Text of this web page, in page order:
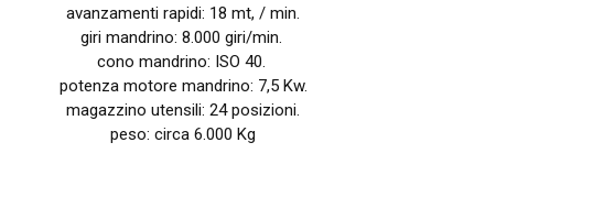
avanzamenti rapidi: 18 mt, / min.
giri mandrino: 8.000 giri/min.
cono mandrino: ISO 40.
potenza motore mandrino: 7,5 Kw.
magazzino utensili: 24 posizioni.
peso: circa 6.000 Kg